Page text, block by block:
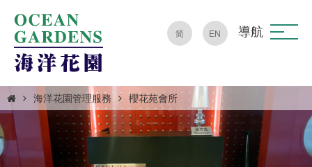
简 EN 導航
海洋花園管理服務 櫻花苑會所